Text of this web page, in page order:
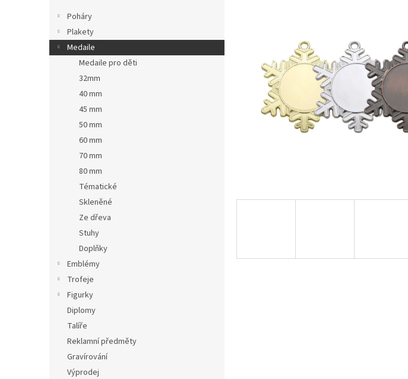
n
Poháry
Plakety
Medaile
Medaile pro děti
32mm
40 mm
45 mm
50 mm
60 mm
70 mm
80 mm
Tématické
Skleněné
Ze dřeva
Stuhy
Doplňky
Emblémy
Trofeje
Figurky
Diplomy
Talíře
Reklamní předměty
Gravírování
Výprodej